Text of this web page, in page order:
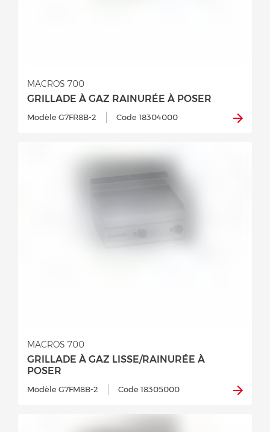
GRILLADE À GAZ RAINURÉE À POSER
MACROS 700
Modèle G7FR8B-2 Code 18304000
GRILLADE À GAZ LISSE/RAINURÉE À
POSER
MACROS 700
Modèle G7FM8B-2 Code 18305000